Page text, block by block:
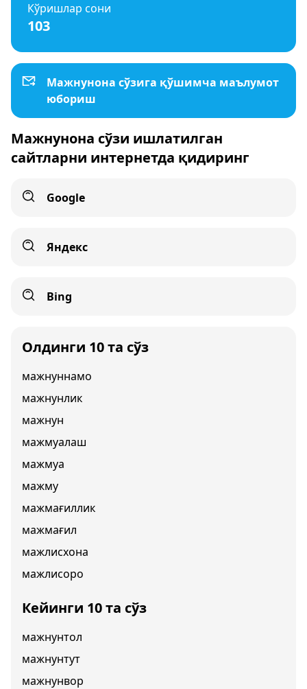
Кўришлар сони
103
Мажнунона сўзига қўшимча маълумот
юбориш
Мажнунона сўзи ишлатилган
сайтларни интернетда қидиринг
Google
Яндекс
Bing
Олдинги 10 та сўз
мажнуннамо
мажнунлик
мажнун
мажмуалаш
мажмуа
мажму
мажмағиллик
мажмағил
мажлисхона
мажлисоро
Кейинги 10 та сўз
мажнунтол
мажнунтут
мажнунвор